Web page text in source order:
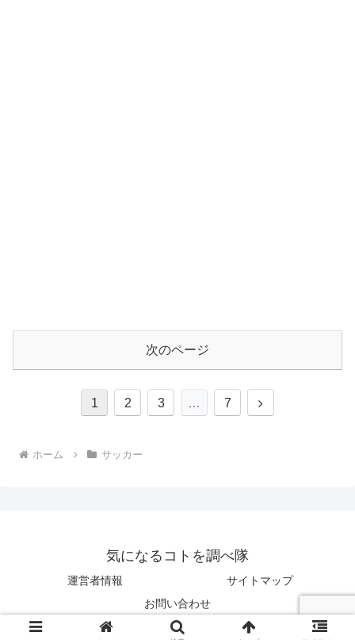
次のページ
1 2 3 … 7
次
ホーム サッカー
気になるコトを調べ隊
運営者情報
サイトマップ
お問い合わせ
© 2019 気になるコトを調べ隊.